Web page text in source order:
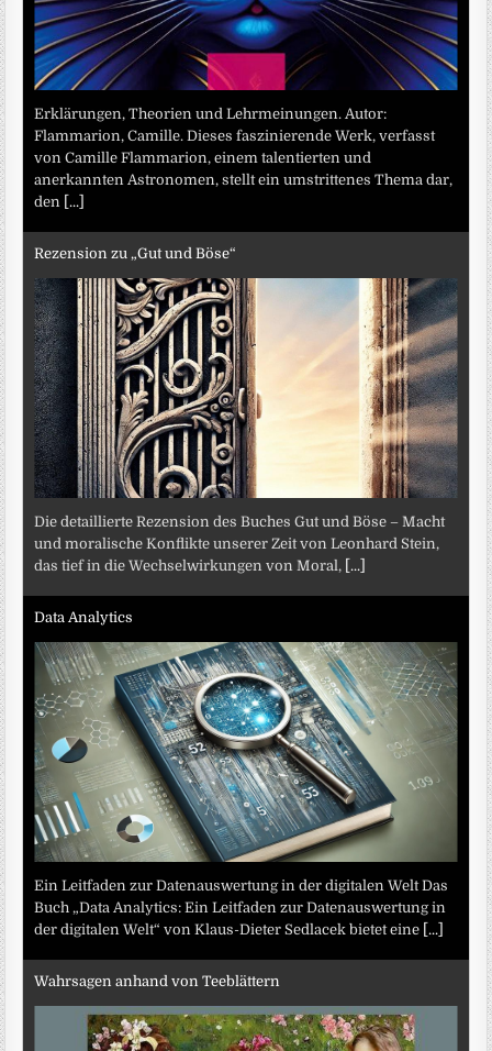
Erklärungen, Theorien und Lehrmeinungen. Autor:
Flammarion, Camille. Dieses faszinierende Werk, verfasst
von Camille Flammarion, einem talentierten und
anerkannten Astronomen, stellt ein umstrittenes Thema dar,
den [...]
Rezension zu „Gut und Böse“
Die detaillierte Rezension des Buches Gut und Böse – Macht
und moralische Konflikte unserer Zeit von Leonhard Stein,
das tief in die Wechselwirkungen von Moral, [...]
Data Analytics
Ein Leitfaden zur Datenauswertung in der digitalen Welt Das
Buch „Data Analytics: Ein Leitfaden zur Datenauswertung in
der digitalen Welt“ von Klaus-Dieter Sedlacek bietet eine [...]
Wahrsagen anhand von Teeblättern